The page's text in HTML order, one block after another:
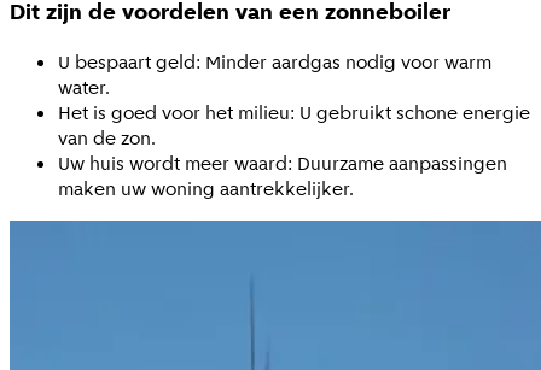
Dit zijn de voordelen van een zonneboiler
U bespaart geld: Minder aardgas nodig voor warm
water.
Het is goed voor het milieu: U gebruikt schone energie
van de zon.
Uw huis wordt meer waard: Duurzame aanpassingen
maken uw woning aantrekkelijker.